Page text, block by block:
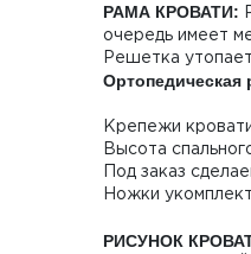
РАМА КРОВАТИ:
очередь имеет
Решетка
Ортопедическая
Крепежи
Высота
Под заказ
Ножки
РИСУНОК